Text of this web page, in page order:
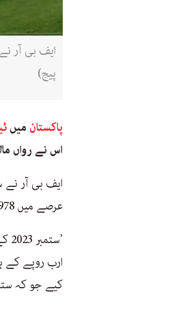
پیج)
پاکستان میں
اس نے رواں
ایف بی آر نے
عرصے میں 1978 ارب روپے کے مقررہ ہدف کے مقابلے 2041 ارب روپے کا ٹیکس جمع کیا ہے۔
کیے جو کہ ستمبر 2022 میں جاری کیے گئے 18 ارب روپے کے مقابلے